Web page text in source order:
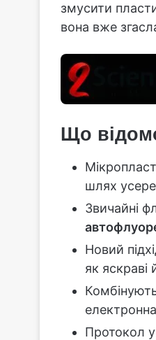
змусити
вона вже
Що
шлях
Звичайні
Новий
як яскраві
Протокол